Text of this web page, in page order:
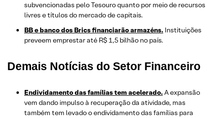
subvencionadas pelo Tesouro quanto por meio de recursos
livres e títulos do mercado de capitais.
BB e banco dos Brics financiarão armazéns. Instituições
preveem emprestar até R$ 1,5 bilhão no país.
Demais Notícias do Setor Financeiro
Endividamento das famílias tem acelerado.A expansão
vem dando impulso à recuperação da atividade, mas
também tem levado o endividamento das famílias para